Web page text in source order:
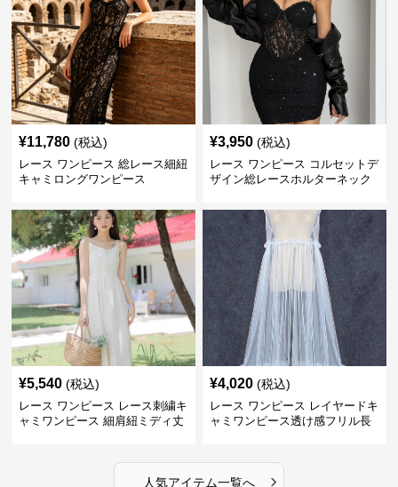
¥11,780 (税込)
レース ワンピース 総レース細紐
キャミロングワンピース
¥3,950 (税込)
レース ワンピース コルセットデ
ザイン総レースホルターネック
¥5,540 (税込)
レース ワンピース レース刺繍キ
ャミワンピース 細肩紐ミディ丈
¥4,020 (税込)
レース ワンピース レイヤードキ
ャミワンピース透け感フリル長
人気アイテム一覧へ ›